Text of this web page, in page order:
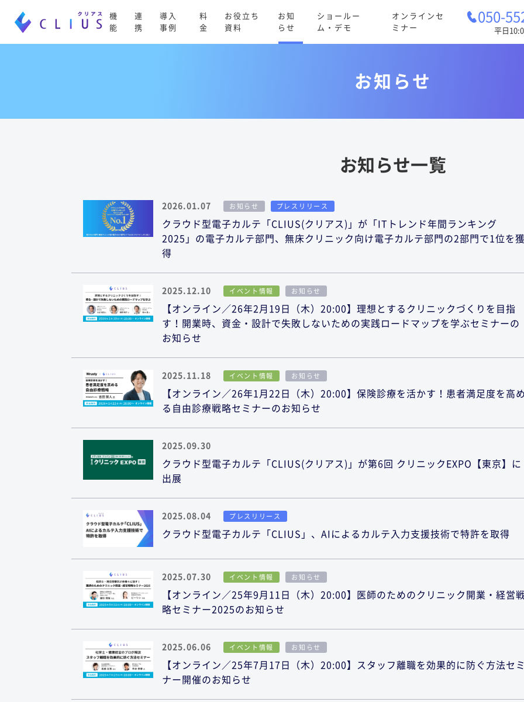
機
能
連
携
導入
事例
料
金
お役立ち
資料
お知
らせ
ショールー
ム・デモ
オンラインセ
ミナー
050-
平日
お知らせ
お知らせ一覧
2026.01.07 お知らせ プレスリリース
クラウド型電子カルテ「CLIUS(クリアス)」が「ITトレンド年間ランキング
2025」の電子カルテ部門、無床クリニック向け電子カルテ部門の2部門で1位を
得
2025.12.10 イベント情報 お知らせ
【オンライン／26年2月19日（木）20:00】理想とするクリニックづくりを目指
す！開業時、資金・設計で失敗しないための実践ロードマップを学ぶセミナーの
お知らせ
2025.11.18 イベント情報 お知らせ
【オンライン／26年1月22日（木）20:00】保険診療を活かす！患者満足度を高
る自由診療戦略セミナーのお知らせ
2025.09.30
クラウド型電子カルテ「CLIUS(クリアス)」が第6回 クリニックEXPO【東京】に
出展
2025.08.04 プレスリリース
クラウド型電子カルテ「CLIUS」、AIによるカルテ入力支援技術で特許を取得
2025.07.30 イベント情報 お知らせ
【オンライン／25年9月11日（木）20:00】医師のためのクリニック開業・経営
略セミナー2025のお知らせ
2025.06.06 イベント情報 お知らせ
【オンライン／25年7月17日（木）20:00】スタッフ離職を効果的に防ぐ方法セ
ナー開催のお知らせ